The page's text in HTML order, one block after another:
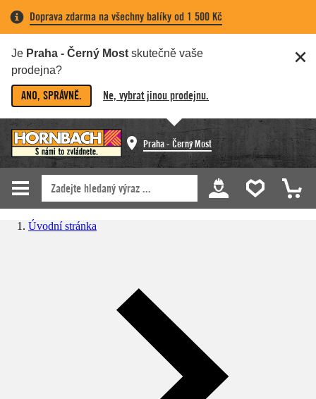
Doprava zdarma na všechny balíky od 1 500 Kč
Je Praha - Černý Most skutečně vaše
prodejna?
ANO, SPRÁVNĚ. Ne, vybrat jinou prodejnu.
Praha - Černý Most
Úvodní stránka